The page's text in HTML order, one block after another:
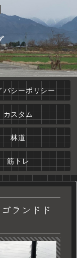
バシーポリシー
カスタム
林道
筋トレ
ランドド